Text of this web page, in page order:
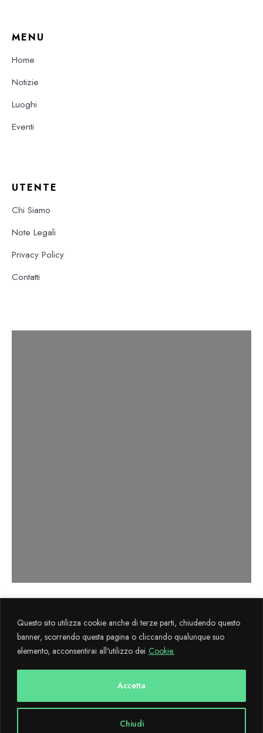
Questo sito utilizza cookie anche di terze parti, chiudendo questo
banner, scorrendo questa pagina o cliccando qualunque suo
elemento, acconsentirai all'utilizzo dei Cookie.
Chiudi
Accetta
MENU
Home
Notizie
Luoghi
Eventi
UTENTE
Chi Siamo
Note Legali
Privacy Policy
Contatti
Flegreaattraverso il sostegno finanziario FESR 2014-2020.
Copyright © 2024 CulturaFlegrea All Rights Reserved - Designed and